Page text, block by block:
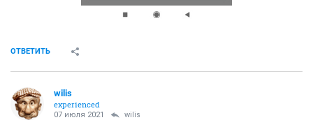
ОТВЕТИТЬ
wilis
experienced
07 июля 2021 wilis